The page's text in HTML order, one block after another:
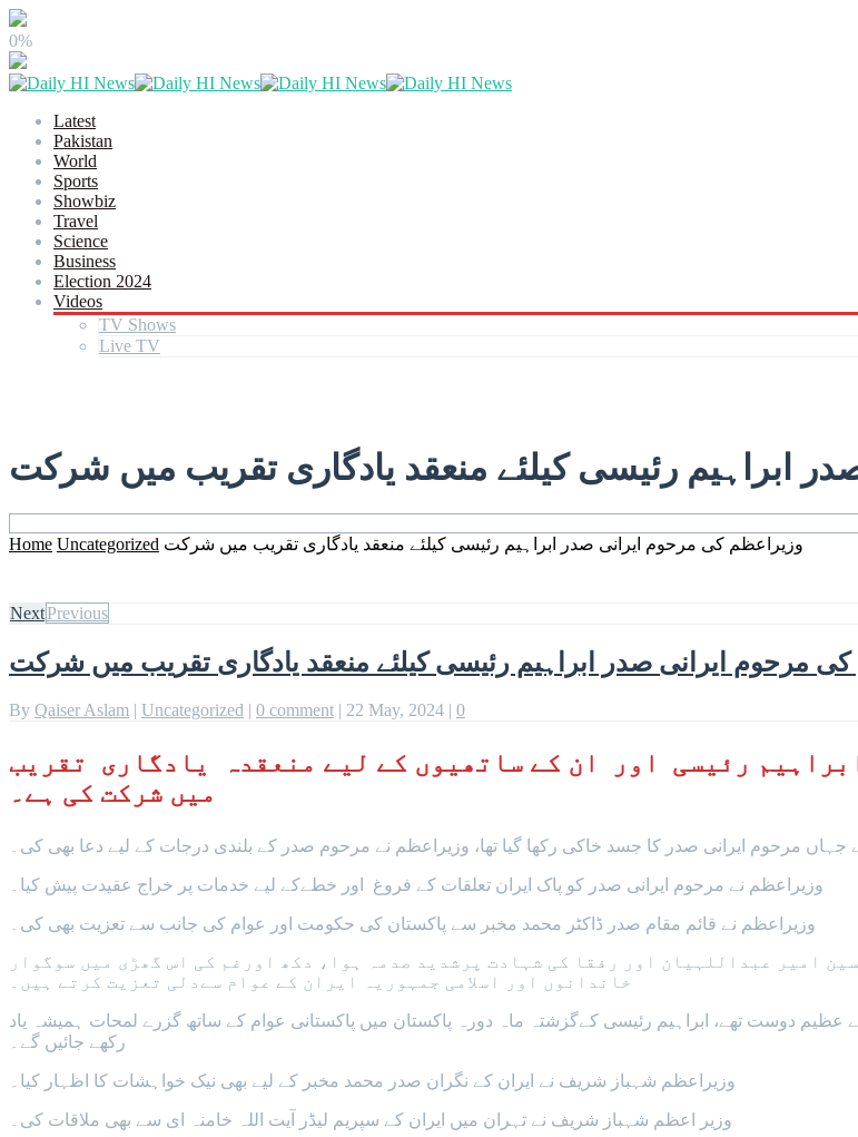
0%
Latest
Pakistan
World
Sports
Showbiz
Travel
Science
Business
Election 2024
Videos
TV Shows
Live TV
ابراہیم رئیسی کیلئے منعقد یادگاری تقریب میں شرکت
Home Uncategorized وزیراعظم کی مرحوم ایرانی صدر ابراہیم رئیسی کیلئے منعقد یادگاری تقریب میں شرکت
NextPrevious
مرحوم ایرانی صدر ابراہیم رئیسی کیلئے منعقد یادگاری تقریب میں شرکت
By Qaiser Aslam | Uncategorized | 0 comment | 22 May, 2024 | 0
رئیسی اور ان کے ساتھیوں کے لیے منعقدہ یادگاری تقریب
میں شرکت کی ہے۔
مرحوم ایرانی صدر کا جسد خاکی رکھا گیا تھا، وزیراعظم نے مرحوم صدر کے بلندی درجات کے لیے دعا بھی کی۔
وزیراعظم نے مرحوم ایرانی صدر کو پاک ایران تعلقات کے فروغ اور خطےکے لیے خدمات پر خراج عقیدت پیش کیا۔
وزیراعظم نے قائم مقام صدر ڈاکٹر محمد مخبر سے پاکستان کی حکومت اور عوام کی جانب سے تعزیت بھی کی۔
امیر عبداللہیان اور رفقا کی شہادت پرشدید صدمہ ہوا، دکھ اورغم کی اس گھڑی میں سوگوار
خاندانوں اور اسلامی جمہوریہ ایران کے عوام سےدلی تعزیت کرتے ہیں۔
دوست تھے، ابراہیم رئیسی کےگزشتہ ماہ دورہ پاکستان میں پاکستانی عوام کے ساتھ گزرے لمحات ہمیشہ یاد
رکھے جائیں گے۔
وزیراعظم شہباز شریف نے ایران کے نگران صدر محمد مخبر کے لیے بھی نیک خواہشات کا اظہار کیا۔
وزیر اعظم شہباز شریف نے تہران میں ایران کے سپریم لیڈر آیت اللہ خامنہ ای سے بھی ملاقات کی۔